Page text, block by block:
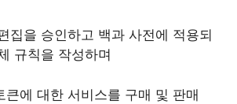
집을 승인하고 백과 사전에 적용되
규칙을 작성하며
큰에 대한 서비스를 구매 및 판매